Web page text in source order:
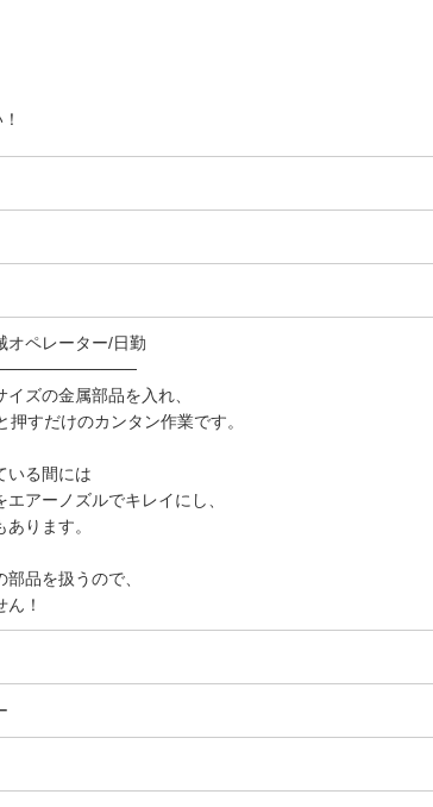
オペレーター/日勤
ズの金属部品を入れ、
押すだけのカンタン作業です。
いる間には
アーノズルでキレイにし、
ります。
品を扱うので、
！